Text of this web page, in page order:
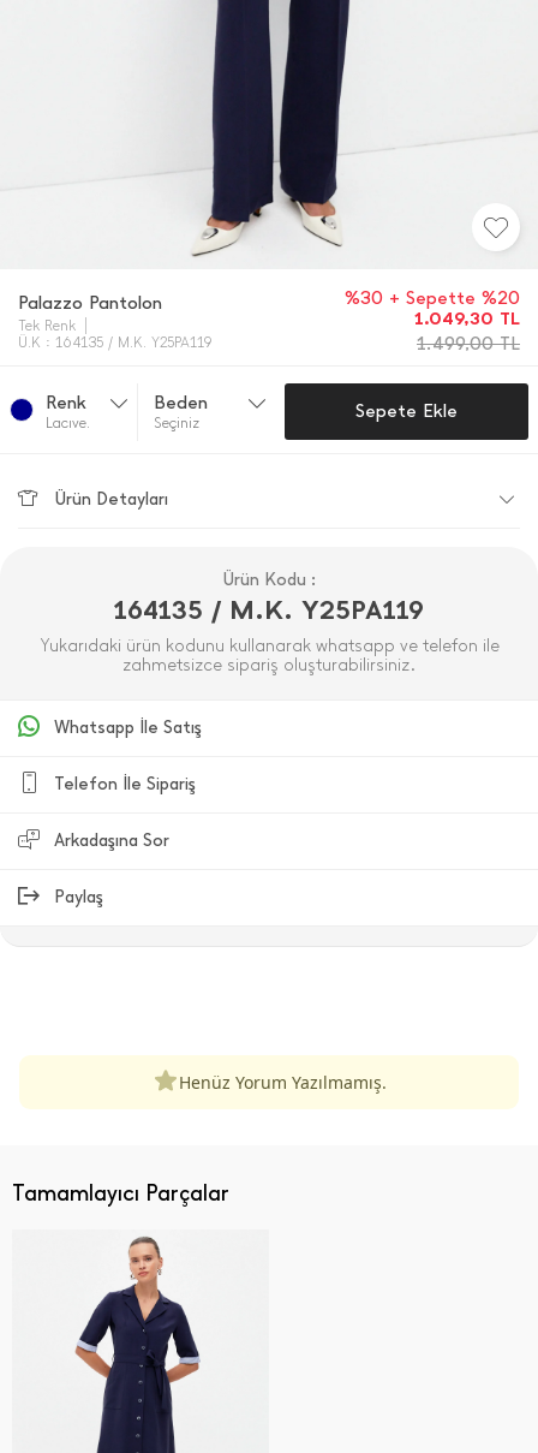
Palazzo Pantolon
Tek Renk
Ü.K : 164135 / M.K. Y25PA119
%30 + Sepette %20
1.049,30 TL
1.499,00TL
Renk
Lacıve.
Beden
Seçiniz
Sepete Ekle
Ürün Detayları
Ürün Kodu :
164135 / M.K. Y25PA119
Yukarıdaki ürün kodunu kullanarak whatsapp ve telefon ile
zahmetsizce sipariş oluşturabilirsiniz.
Whatsapp İle Satış
Telefon İle Sipariş
Arkadaşına Sor
Paylaş
Henüz Yorum Yazılmamış.
Tamamlayıcı Parçalar